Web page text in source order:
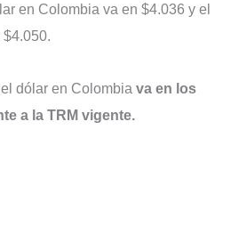
en Colombia va en $4.036 y el
dólar en Colombia va en los
a la TRM vigente.